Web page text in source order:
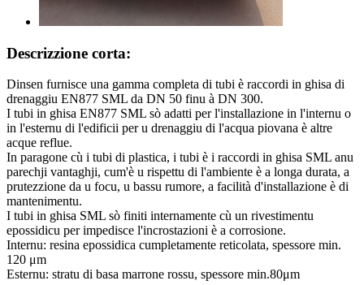
Descrizzione corta:
Dinsen furnisce una gamma completa di tubi è raccordi in ghisa di
drenaggiu EN877 SML da DN 50 finu à DN 300.
I tubi in ghisa EN877 SML sò adatti per l'installazione in l'internu o
in l'esternu di l'edificii per u drenaggiu di l'acqua piovana è altre
acque reflue.
In paragone cù i tubi di plastica, i tubi è i raccordi in ghisa SML anu
parechji vantaghji, cum'è u rispettu di l'ambiente è a longa durata, a
prutezzione da u focu, u bassu rumore, a facilità d'installazione è di
mantenimentu.
I tubi in ghisa SML sò finiti internamente cù un rivestimentu
epossidicu per impedisce l'incrostazioni è a corrosione.
Internu: resina epossidica cumpletamente reticolata, spessore min.
120 μm
Esternu: stratu di basa marrone rossu, spessore min.80μm